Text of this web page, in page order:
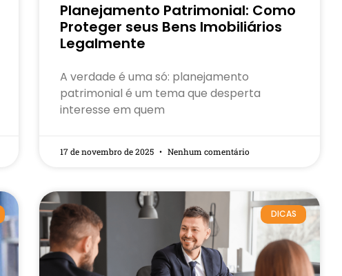
Planejamento Patrimonial: Como
Proteger seus Bens Imobiliários
Legalmente
A verdade é uma só: planejamento
patrimonial é um tema que desperta
interesse em quem
17 de novembro de 2025 Nenhum comentário
DICAS